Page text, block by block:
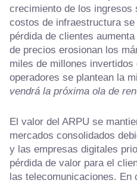
crecimiento de los ingresos
costos de infraestructura
pérdida de clientes
de precios erosionan los
miles de millones
operadores se plantean la
vendrá la próxima ola de
El valor del ARPU se
mercados consolidados
y las empresas digitales
pérdida de valor para el
las telecomunicaciones.